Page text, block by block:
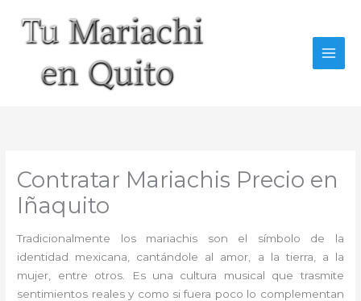
contenido
Contratar Mariachis Precio en
Iñaquito
Tradicionalmente los mariachis son el símbolo de la
identidad mexicana, cantándole al amor, a la tierra, a la
mujer, entre otros. Es una cultura musical que trasmite
sentimientos reales y como si fuera poco lo complementan